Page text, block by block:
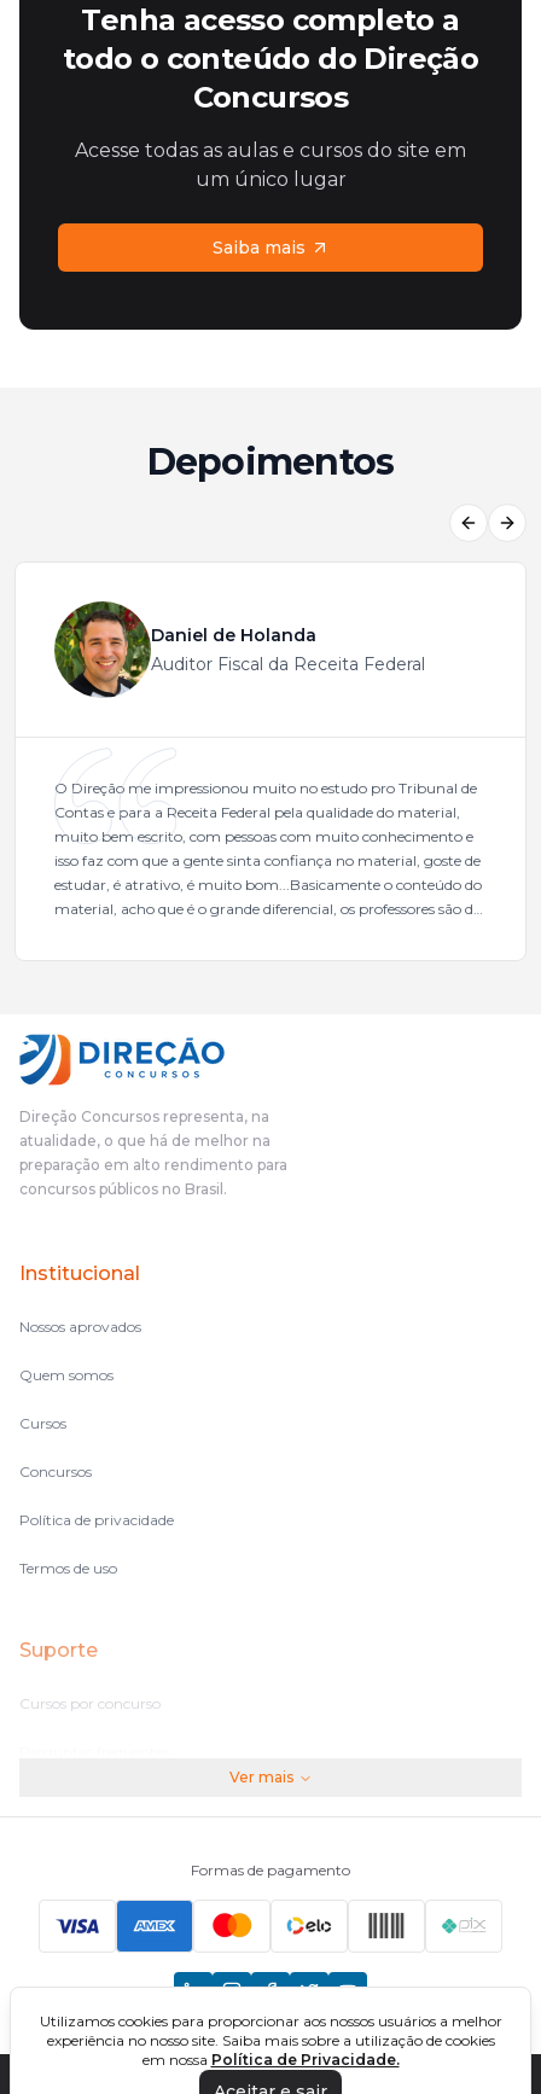
Tenha acesso completo a
todo o conteúdo do Direção
Concursos
Acesse todas as aulas e cursos do site em
um único lugar
Saiba mais
Depoimentos
Daniel de Holanda
Auditor Fiscal da Receita Federal
O Direção me impressionou muito no estudo pro Tribunal de
Contas e para a Receita Federal pela qualidade do material,
muito bem escrito, com pessoas com muito conhecimento e
isso faz com que a gente sinta confiança no material, goste de
estudar, é atrativo, é muito bom...Basicamente o conteúdo do
material, acho que é o grande diferencial, os professores são de
mais excelentes cargos da administração pública.Eu sempre
pudesse enxergar o que eu errei e corrigir minha rota.E além
das aulas vocês(Direção Concursos), que fizeram um
o aluno, além de ter que estudar, ele tem que perder tempo
fazendo um cronograma, num pós- edital é muito
complicado, é uma avalanche de informação, então vocês
terem feito isso é muito bacana, porque quando eu me sentia
no volume de matérias.
Direção Concursos representa, na
atualidade, o que há de melhor na
preparação em alto rendimento para
concursos públicos no Brasil.
Institucional
Nossos aprovados
Quem somos
Cursos
Concursos
Política de privacidade
Termos de uso
Suporte
Cursos por concurso
Principais Concursos
CNU
TCU
Ver mais
Formas de pagamento
Utilizamos cookies para proporcionar aos nossos usuários a melhor
experiência no nosso site. Saiba mais sobre a utilização de cookies
em nossa Política de Privacidade.